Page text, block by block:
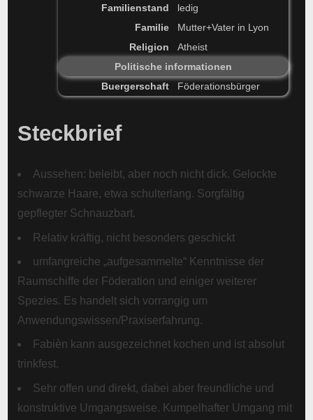
Familienstand
ledig
Familie
Mutter+Vater in Lyon
Religion
Atheist
Politische informationen
Buergerschaft
Föderationsbürger
Steckbrief
Aussehen: beleibt, aber noch nicht dick. Gelockte
schwarze Haare, etwa schulterlang. Sorgfältig
gepflegter Schnauzbart.
Relativ kräftig, nicht besonders geschickt
umfangreiche „aufgesammelte“ Kenntnisse der
Raumschiffe der Föderation und einiger weiterer
Spezies. Es handelt sich vorrangig um
Anwendungswissen/Praxiserfahrung.
Fabièn kann ausgezeichnet kochen und ist absolut
trinkfest.
Sehr offen und direkt, dabei aber freundliche und
konstruktive Umgangsweise. Kumpelhafter Umgang mit